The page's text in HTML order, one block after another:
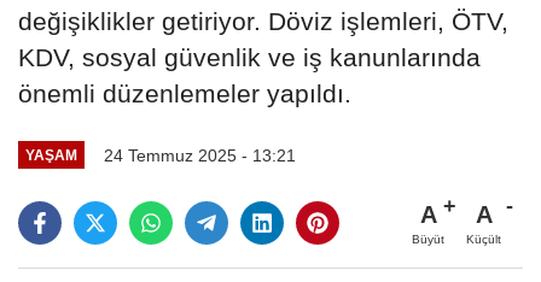
değişiklikler getiriyor. Döviz işlemleri, ÖTV,
KDV, sosyal güvenlik ve iş kanunlarında
önemli düzenlemeler yapıldı.
YAŞAM 24 Temmuz 2025 - 13:21
A
Büyüt
A
Küçült